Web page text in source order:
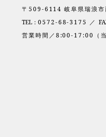
〒509-6114 岐阜県瑞浪
TEL： 0572-68-3175 ／
営業時間／8:00-17:00（当